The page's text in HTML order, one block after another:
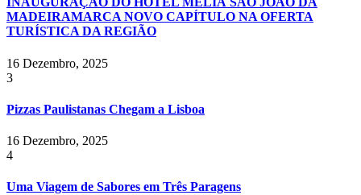
MADEIRAMARCA NOVO CAPÍTULO NA OFERTA
TURÍSTICA DA REGIÃO
16 Dezembro, 2025
3
Pizzas Paulistanas Chegam a Lisboa
16 Dezembro, 2025
4
Uma Viagem de Sabores em Três Paragens